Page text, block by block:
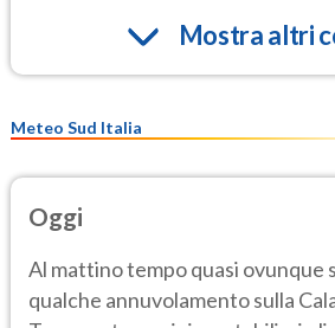
Mostra altri
Meteo Sud Italia
Oggi
Al mattino tempo quasi ovunque
qualche annuvolamento sulla